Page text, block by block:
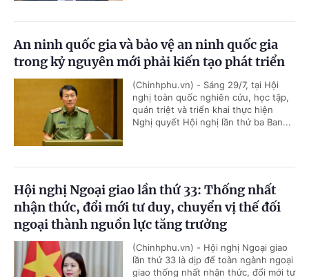
An ninh quốc gia và bảo vệ an ninh quốc gia
trong kỷ nguyên mới phải kiến tạo phát triển
(Chinhphu.vn) - Sáng 29/7, tại Hội
nghị toàn quốc nghiên cứu, học tập,
quán triệt và triển khai thực hiện
Nghị quyết Hội nghị lần thứ ba Ban...
Hội nghị Ngoại giao lần thứ 33: Thống nhất
nhận thức, đổi mới tư duy, chuyển vị thế đối
ngoại thành nguồn lực tăng trưởng
(Chinhphu.vn) - Hội nghị Ngoại giao
lần thứ 33 là dịp để toàn ngành ngoại
giao thống nhất nhận thức, đổi mới tư